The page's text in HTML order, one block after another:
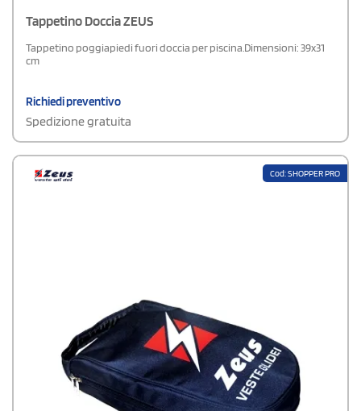
Tappetino Doccia ZEUS
Tappetino poggiapiedi fuori doccia per piscina.Dimensioni: 39x31
cm
Richiedi preventivo
Spedizione gratuita
Cod: SHOPPER PRO